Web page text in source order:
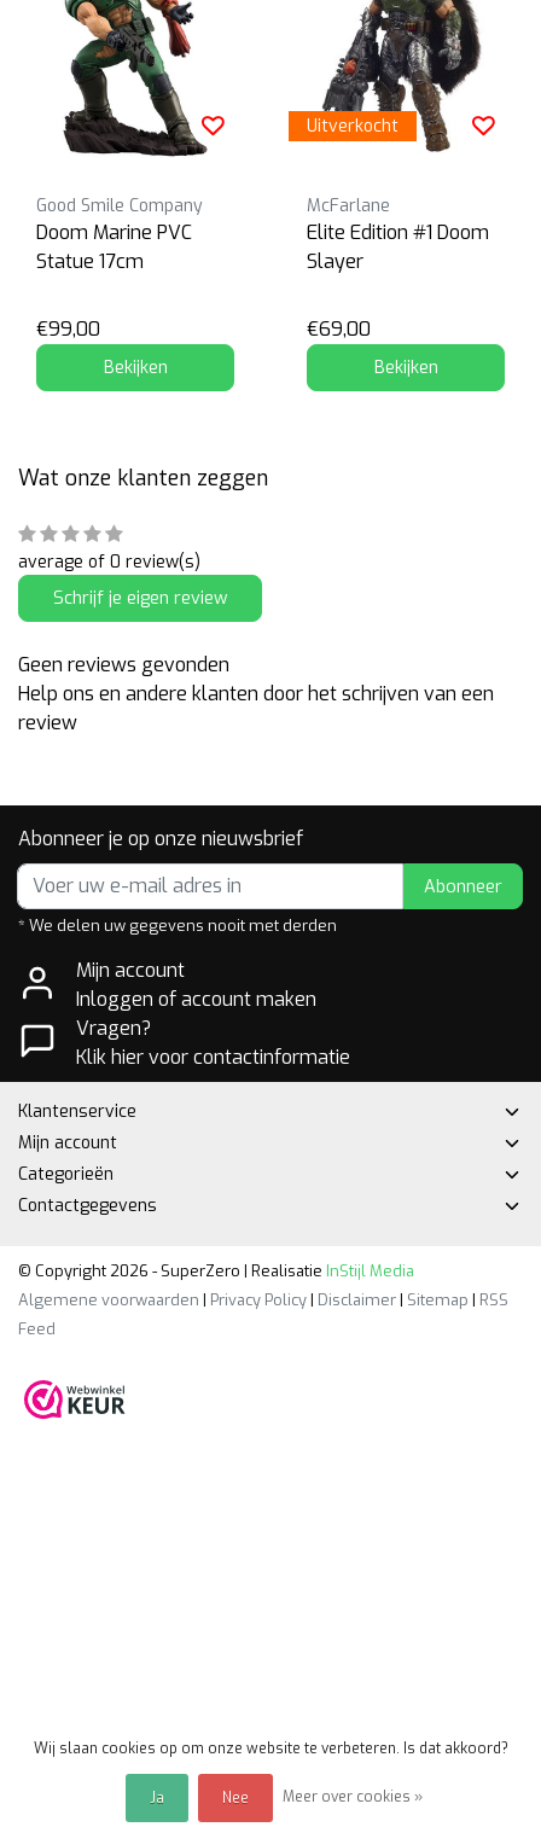
Good Smile Company
Doom Marine PVC
Statue 17cm
€99,00
Bekijken
Uitverkocht
McFarlane
Elite Edition #1 Doom
Slayer
€69,00
Bekijken
Wat onze klanten zeggen
average of 0 review(s)
Schrijf je eigen review
Geen reviews gevonden
Help ons en andere klanten door het schrijven van een
review
Abonneer je op onze nieuwsbrief
Abonneer
* We delen uw gegevens nooit met derden
Mijn account
Inloggen of account maken
Vragen?
Klik hier voor contactinformatie
Klantenservice
Mijn account
Categorieën
Contactgegevens
© Copyright 2026 - SuperZero | Realisatie InStijl Media
Algemene voorwaarden | Privacy Policy| Disclaimer| Sitemap | RSS
Feed
Wij slaan cookies op om onze website te verbeteren. Is dat akkoord?
Ja Nee Meer over cookies »